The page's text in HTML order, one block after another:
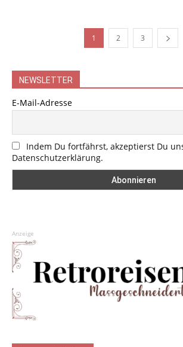
1 2 3
NEWSLETTER
E-Mail-Adresse
Indem Du fortfährst, akzeptierst Du
Datenschutzerklärung.
Anzeige